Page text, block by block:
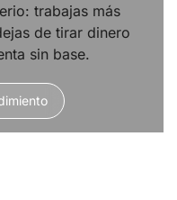
trabajas más
de tirar dinero
sin base.